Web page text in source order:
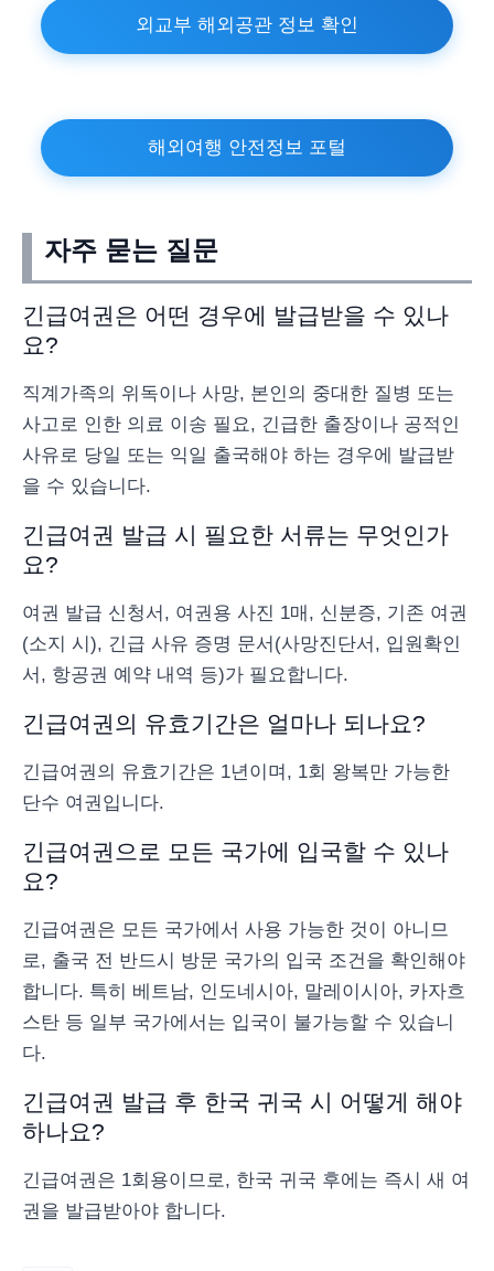
외교부 해외공관 정보 확인
해외여행 안전정보 포털
자주 묻는 질문
긴급여권은 어떤 경우에 발급받을 수 있나
요?
직계가족의 위독이나 사망, 본인의 중대한 질병 또는
사고로 인한 의료 이송 필요, 긴급한 출장이나 공적인
사유로 당일 또는 익일 출국해야 하는 경우에 발급받
을 수 있습니다.
긴급여권 발급 시 필요한 서류는 무엇인가
요?
여권 발급 신청서, 여권용 사진 1매, 신분증, 기존 여권
(소지 시), 긴급 사유 증명 문서(사망진단서, 입원확인
서, 항공권 예약 내역 등)가 필요합니다.
긴급여권의 유효기간은 얼마나 되나요?
긴급여권의 유효기간은 1년이며, 1회 왕복만 가능한
단수 여권입니다.
긴급여권으로 모든 국가에 입국할 수 있나
요?
긴급여권은 모든 국가에서 사용 가능한 것이 아니므
로, 출국 전 반드시 방문 국가의 입국 조건을 확인해야
합니다. 특히 베트남, 인도네시아, 말레이시아, 카자흐
스탄 등 일부 국가에서는 입국이 불가능할 수 있습니
다.
긴급여권 발급 후 한국 귀국 시 어떻게 해야
하나요?
긴급여권은 1회용이므로, 한국 귀국 후에는 즉시 새 여
권을 발급받아야 합니다.